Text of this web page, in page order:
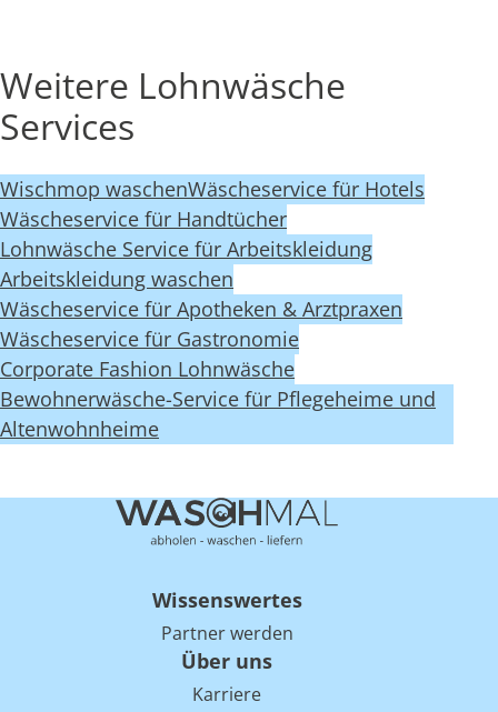
Weitere Lohnwäsche
Services
Wischmop waschenWäscheservice für Hotels
Wäscheservice für Handtücher
Lohnwäsche Service für Arbeitskleidung
Arbeitskleidung waschen
Wäscheservice für Apotheken & Arztpraxen
Wäscheservice für Gastronomie
Corporate Fashion Lohnwäsche
Bewohnerwäsche-Service für Pflegeheime und
Altenwohnheime
Wissenswertes
Partner werden
Über uns
Karriere